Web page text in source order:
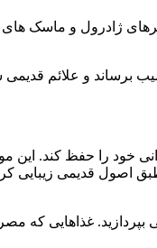
ژادرول و ماسک های
برساند و علائم
خود را حفظ کند. این
اصول قدیمی زیبایی
غذاهایی که